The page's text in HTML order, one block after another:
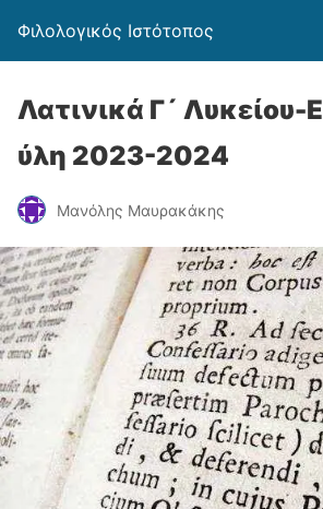
Φιλολογικός Ιστότοπος
Λατινικά Γ´ Λυκείου-
ύλη 2023-2024
Μανόλης Μαυρακάκης